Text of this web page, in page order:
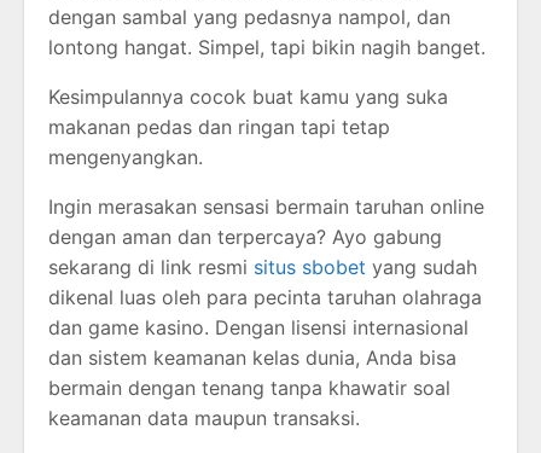
dengan sambal yang pedasnya nampol, dan
lontong hangat. Simpel, tapi bikin nagih banget.
Kesimpulannya cocok buat kamu yang suka
makanan pedas dan ringan tapi tetap
mengenyangkan.
Ingin merasakan sensasi bermain taruhan online
dengan aman dan terpercaya? Ayo gabung
sekarang di link resmi situs sbobet yang sudah
dikenal luas oleh para pecinta taruhan olahraga
dan game kasino. Dengan lisensi internasional
dan sistem keamanan kelas dunia, Anda bisa
bermain dengan tenang tanpa khawatir soal
keamanan data maupun transaksi.